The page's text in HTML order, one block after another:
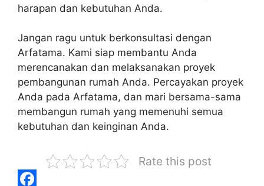
harapan dan kebutuhan Anda.
Jangan ragu untuk berkonsultasi dengan
Arfatama. Kami siap membantu Anda
merencanakan dan melaksanakan proyek
pembangunan rumah Anda. Percayakan proyek
Anda pada Arfatama, dan mari bersama-sama
membangun rumah yang memenuhi semua
kebutuhan dan keinginan Anda.
Rate this post